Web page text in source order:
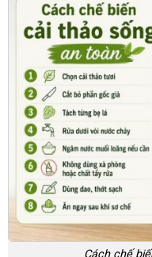
Cách chế